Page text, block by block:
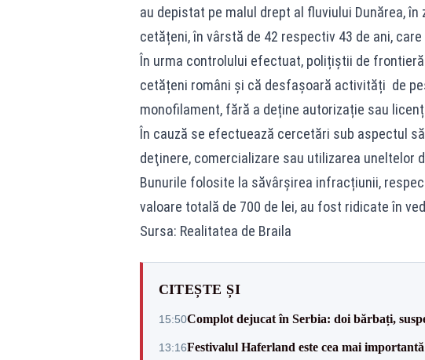
au depistat pe malul drept al fluviului Dunărea,
cetățeni, în vârstă de 42 respectiv 43 de ani,
În urma controlului efectuat, polițiștii de
cetățeni români şi că desfașoară activități de
monofilament, fără a deține autorizație sau
În cauză se efectuează cercetări sub aspectul
deţinere, comercializare sau utilizarea uneltelor
Bunurile folosite la săvârșirea infracțiunii,
valoare totală de 700 de lei, au fost ridicate în
Sursa: Realitatea de Braila
CITEȘTE ȘI
15:50Complot dejucat în Serbia: doi bărbați,
13:16Festivalul Haferland este cea mai